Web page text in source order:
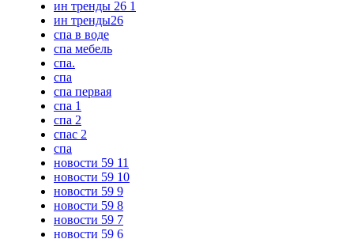
ин тренды 26 1
ин тренды26
спа в воде
спа мебель
спа.
спа
спа первая
спа 1
спа 2
спас 2
спа
новости 59 11
новости 59 10
новости 59 9
новости 59 8
новости 59 7
новости 59 6